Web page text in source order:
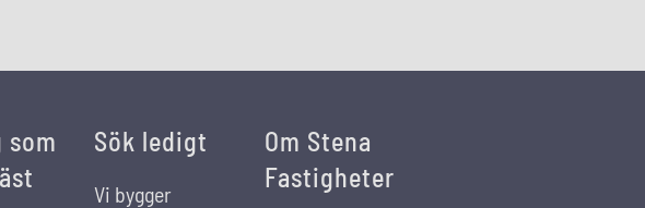
som
Sök ledigt
Vi bygger
Om Stena
Fastigheter